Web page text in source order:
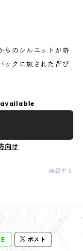
らのシルエットが奇
ックに施された背び
向け
通報する
ポスト